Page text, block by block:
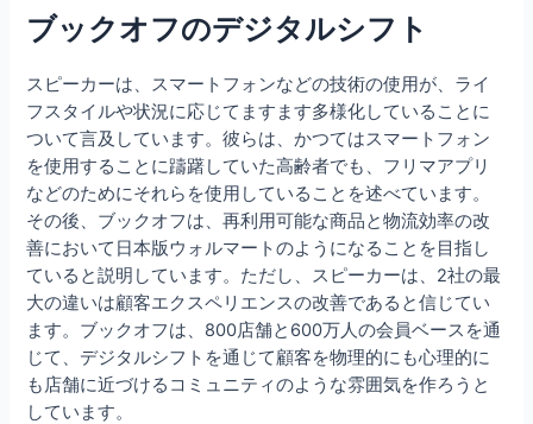
ブックオフのデジタルシフト
スピーカーは、スマートフォンなどの技術の使用が、ライ
フスタイルや状況に応じてますます多様化していることに
ついて言及しています。彼らは、かつてはスマートフォン
を使用することに躊躇していた高齢者でも、フリマアプリ
などのためにそれらを使用していることを述べています。
その後、ブックオフは、再利用可能な商品と物流効率の改
善において日本版ウォルマートのようになることを目指し
ていると説明しています。ただし、スピーカーは、2社の最
大の違いは顧客エクスペリエンスの改善であると信じてい
ます。ブックオフは、800店舗と600万人の会員ベースを通
じて、デジタルシフトを通じて顧客を物理的にも心理的に
も店舗に近づけるコミュニティのような雰囲気を作ろうと
しています。